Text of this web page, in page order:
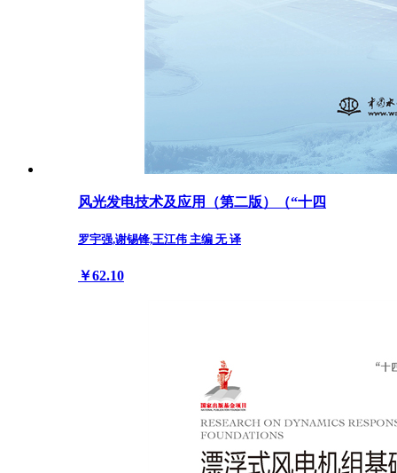
风光发电技术及应用（第二版）（“十四
罗宇强,谢锡锋,王江伟 主编 无 译
￥62.10